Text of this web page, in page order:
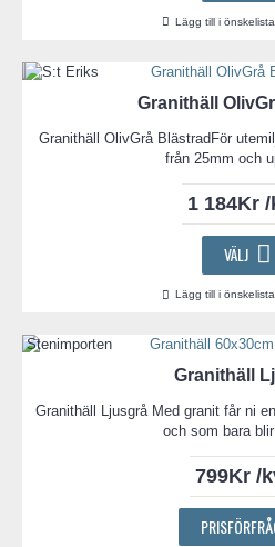
Lägg till i
Granithäll
Granithäll OlivGrå BlästradFör
från 25mm och
1 184Kr
VÄLJ
Lägg till i
Granithäll
Granithäll Ljusgrå Med granit får ni
och som bara
799Kr /